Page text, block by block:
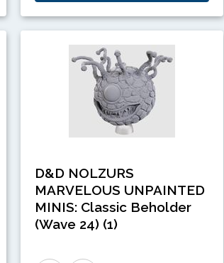
D&D NOLZURS
MARVELOUS UNPAINTED
MINIS: Classic Beholder
(Wave 24) (1)